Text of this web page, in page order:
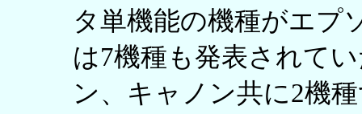
タ単機能の機種がエプ
は7機種も発表されて
ン、キャノン共に2機